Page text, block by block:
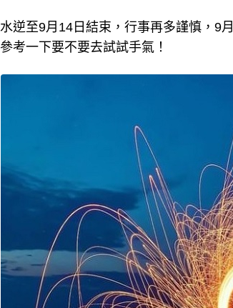
水逆至9月14日結束，行事再多謹慎，9
參考一下要不要去試試手氣！